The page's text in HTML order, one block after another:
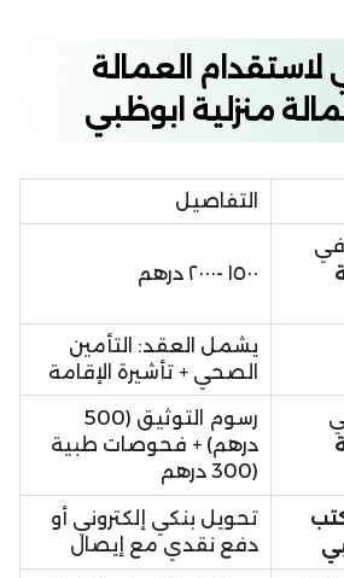
لاستقدام العمالة
منزلية ابوظبي
التفاصيل
في
١٥٠٠ -٢٠٠٠ درهم
يشمل العقد: التأمين
الصحي + تأشيرة الإقامة
رسوم التوثيق (500
درهم) + فحوصات طبية
(300 درهم
تحويل بنكي إلكتروني أو
دفع نقدي مع إيصال